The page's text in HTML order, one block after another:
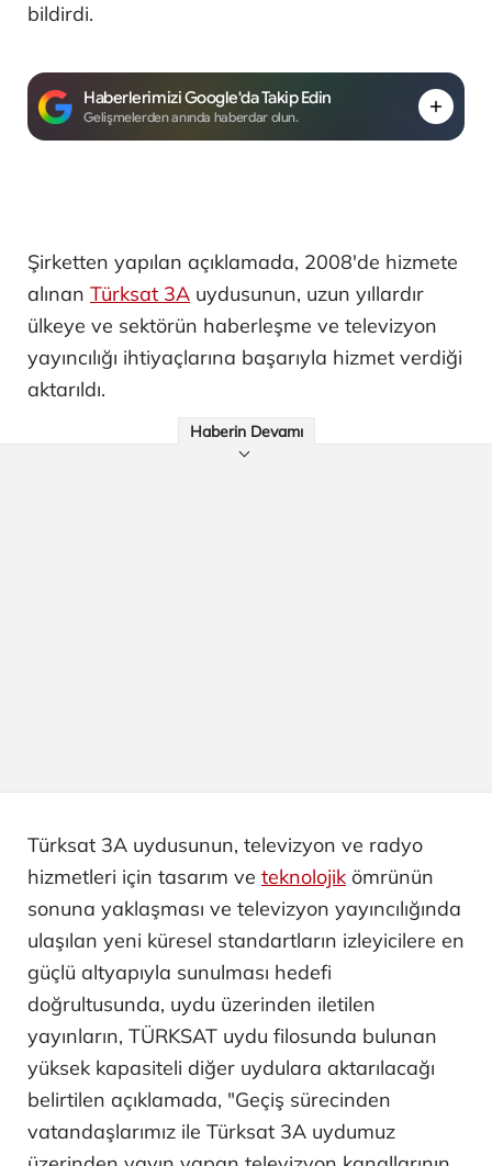
bildirdi.
Haberlerimizi Google'da Takip Edin
Gelişmelerden anında haberdar olun.
Şirketten yapılan açıklamada, 2008'de hizmete
alınan Türksat 3A uydusunun, uzun yıllardır
ülkeye ve sektörün haberleşme ve televizyon
yayıncılığı ihtiyaçlarına başarıyla hizmet verdiği
aktarıldı.
Haberin Devamı
Türksat 3A uydusunun, televizyon ve radyo
hizmetleri için tasarım ve teknolojik ömrünün
sonuna yaklaşması ve televizyon yayıncılığında
ulaşılan yeni küresel standartların izleyicilere en
güçlü altyapıyla sunulması hedefi
doğrultusunda, uydu üzerinden iletilen
yayınların, TÜRKSAT uydu filosunda bulunan
yüksek kapasiteli diğer uydulara aktarılacağı
belirtilen açıklamada, "Geçiş sürecinden
vatandaşlarımız ile Türksat 3A uydumuz